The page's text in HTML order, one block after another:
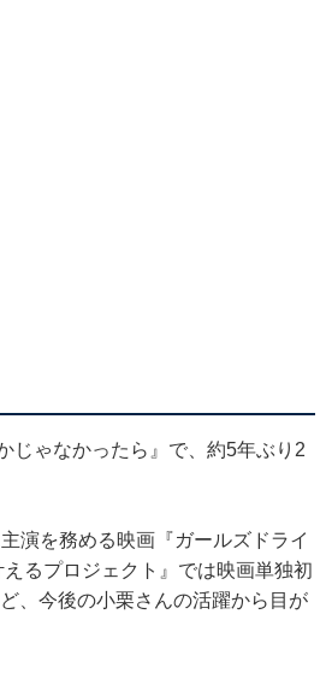
じゃなかったら』で、約5年ぶり2
演を務める映画『ガールズドライ
るプロジェクト』では映画単独初
、今後の小栗さんの活躍から目が